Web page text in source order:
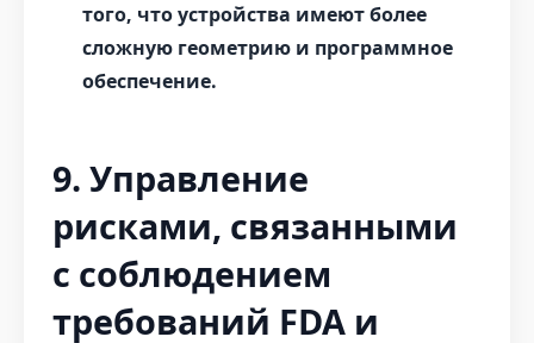
того, что устройства имеют более
сложную геометрию и программное
обеспечение.
9. Управление
рисками, связанными
с соблюдением
требований FDA и